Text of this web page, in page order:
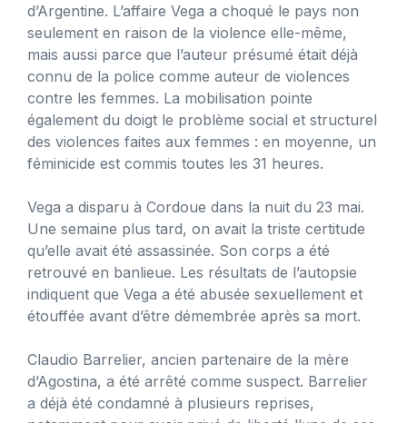
d’Argentine. L’affaire Vega a choqué le pays non
seulement en raison de la violence elle-même,
mais aussi parce que l’auteur présumé était déjà
connu de la police comme auteur de violences
contre les femmes. La mobilisation pointe
également du doigt le problème social et structurel
des violences faites aux femmes : en moyenne, un
féminicide est commis toutes les 31 heures.
Vega a disparu à Cordoue dans la nuit du 23 mai.
Une semaine plus tard, on avait la triste certitude
qu’elle avait été assassinée. Son corps a été
retrouvé en banlieue. Les résultats de l’autopsie
indiquent que Vega a été abusée sexuellement et
étouffée avant d’être démembrée après sa mort.
Claudio Barrelier, ancien partenaire de la mère
d’Agostina, a été arrêté comme suspect. Barrelier
a déjà été condamné à plusieurs reprises,